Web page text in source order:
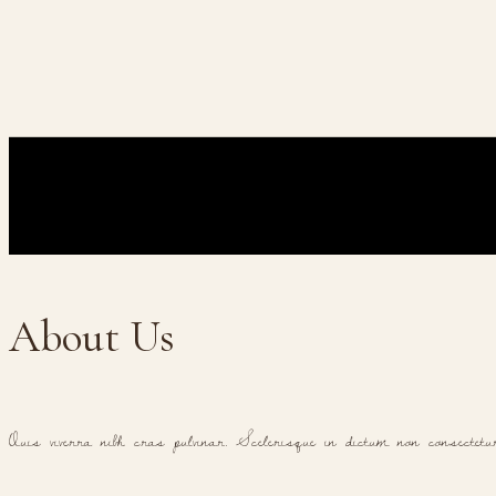
About Us
Quis viverra nibh cras pulvinar. Scelerisque in dictum non